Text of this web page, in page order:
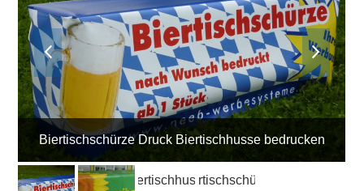
Biertischschürze Druck Biertischhusse bedrucken
previous
slide
next
slide